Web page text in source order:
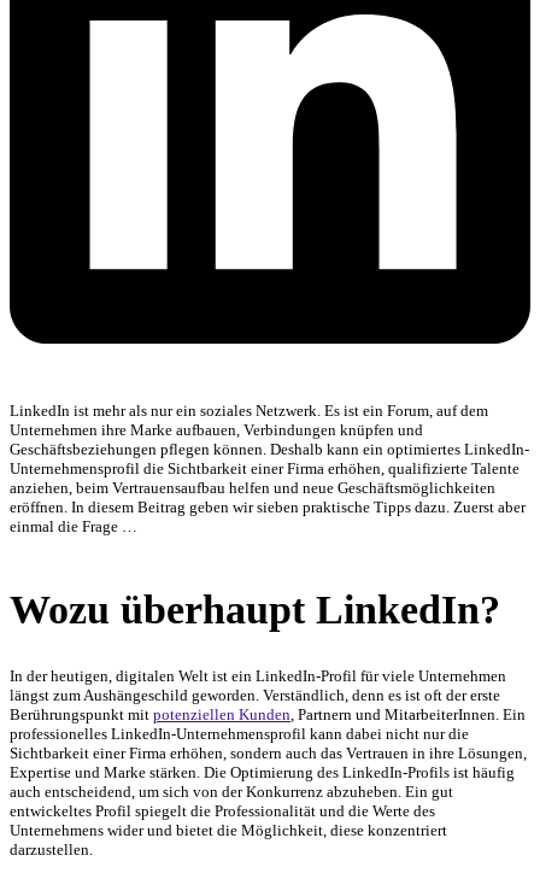
LinkedIn ist mehr als nur ein soziales Netzwerk. Es ist ein Forum, auf dem
Unternehmen ihre Marke aufbauen, Verbindungen knüpfen und
Geschäftsbeziehungen pflegen können. Deshalb kann ein optimiertes LinkedIn-
Unternehmensprofil die Sichtbarkeit einer Firma erhöhen, qualifizierte Talente
anziehen, beim Vertrauensaufbau helfen und neue Geschäftsmöglichkeiten
eröffnen. In diesem Beitrag geben wir sieben praktische Tipps dazu. Zuerst aber
einmal die Frage …
Wozu überhaupt LinkedIn?
In der heutigen, digitalen Welt ist ein LinkedIn-Profil für viele Unternehmen
längst zum Aushängeschild geworden. Verständlich, denn es ist oft der erste
Berührungspunkt mit potenziellen Kunden , Partnern und MitarbeiterInnen. Ein
professionelles LinkedIn-Unternehmensprofil kann dabei nicht nur die
Sichtbarkeit einer Firma erhöhen, sondern auch das Vertrauen in ihre Lösungen,
Expertise und Marke stärken. Die Optimierung des LinkedIn-Profils ist häufig
auch entscheidend, um sich von der Konkurrenz abzuheben. Ein gut
entwickeltes Profil spiegelt die Professionalität und die Werte des
Unternehmens wider und bietet die Möglichkeit, diese konzentriert
darzustellen.